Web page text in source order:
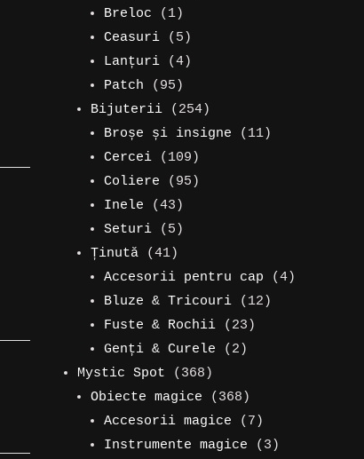
Breloc 11
produs
Ceasuri 55
produse
Lanțuri 44
Patch 9595
de
produse
Bijuterii 254254
de
Broșe și insigne 1111
Cercei 109109
produse
Coliere 9595
Inele 4343
de
produse
Seturi 55
produse
Ținută 4141
de
produse
Accesorii pentru cap 44
Bluze & Tricouri 1212
Fuste & Rochii 2323
Genți & Curele 22
Mystic Spot 368368
de
produse
Obiecte magice 368368
de
produse
Accesorii magice 77
produse
Instrumente magice 33